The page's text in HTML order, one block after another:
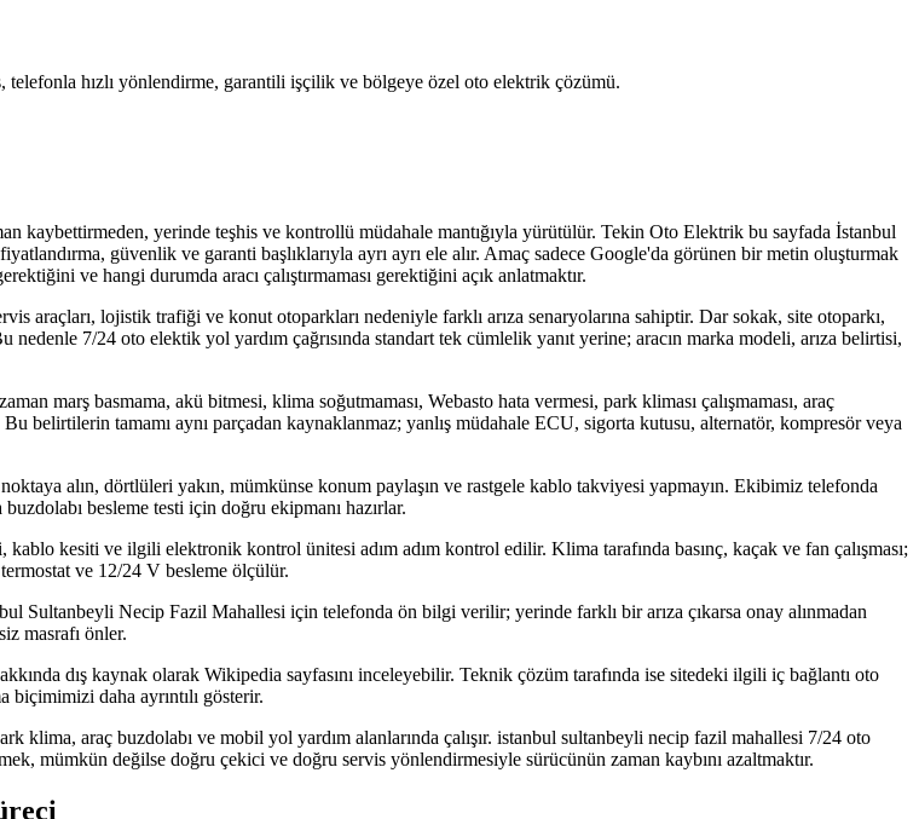
hızlı yönlendirme, garantili işçilik ve bölgeye özel oto elektrik çözümü.
kaybettirmeden, yerinde teşhis ve kontrollü müdahale mantığıyla yürütülür. Tekin Oto Elektrik bu sayfada İstanbul
güvenlik ve garanti başlıklarıyla ayrı ayrı ele alır. Amaç sadece Google'da görünen bir metin oluşturmak
ve hangi durumda aracı çalıştırmaması gerektiğini açık anlatmaktır.
araçları, lojistik trafiği ve konut otoparkları nedeniyle farklı arıza senaryolarına sahiptir. Dar sokak, site otoparkı,
7/24 oto elektik yol yardım çağrısında standart tek cümlelik yanıt yerine; aracın marka modeli, arıza belirtisi,
marş basmama, akü bitmesi, klima soğutmaması, Webasto hata vermesi, park kliması çalışmaması, araç
belirtilerin tamamı aynı parçadan kaynaklanmaz; yanlış müdahale ECU, sigorta kutusu, alternatör, kompresör veya
alın, dörtlüleri yakın, mümkünse konum paylaşın ve rastgele kablo takviyesi yapmayın. Ekibimiz telefonda
besleme testi için doğru ekipmanı hazırlar.
kablo kesiti ve ilgili elektronik kontrol ünitesi adım adım kontrol edilir. Klima tarafında basınç, kaçak ve fan çalışması;
ve 12/24 V besleme ölçülür.
Sultanbeyli Necip Fazil Mahallesi için telefonda ön bilgi verilir; yerinde farklı bir arıza çıkarsa onay alınmadan
masrafı önler.
dış kaynak olarak Wikipedia sayfasını inceleyebilir. Teknik çözüm tarafında ise sitedeki ilgili iç bağlantı oto
biçimimizi daha ayrıntılı gösterir.
araç buzdolabı ve mobil yol yardım alanlarında çalışır. istanbul sultanbeyli necip fazil mahallesi 7/24 oto
mümkün değilse doğru çekici ve doğru servis yönlendirmesiyle sürücünün zaman kaybını azaltmaktır.